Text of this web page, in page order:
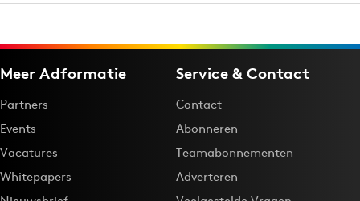
Meer Adformatie
Partners
Events
Vacatures
Whitepapers
Service & Contact
Contact
Abonneren
Teamabonnementen
Adverteren